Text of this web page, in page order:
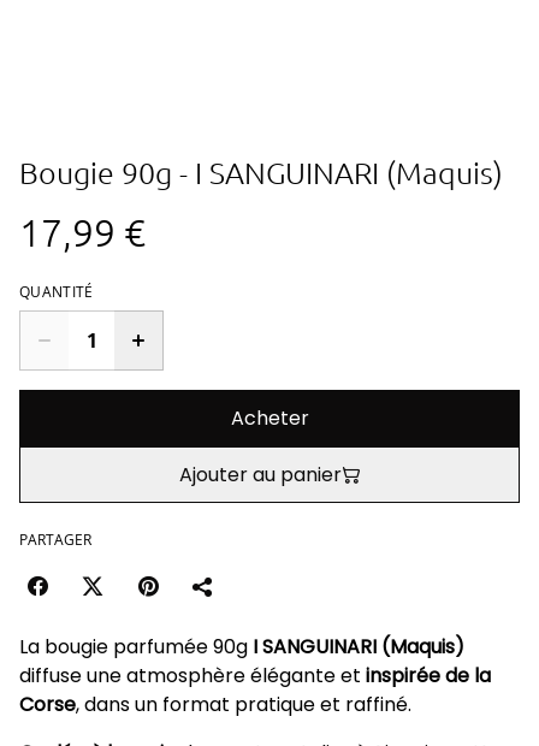
Bougie 90g - I SANGUINARI (Maquis)
17,99 €
QUANTITÉ
Acheter
Ajouter au panier
PARTAGER
La bougie parfumée 90g I SANGUINARI (Maquis)
diffuse une atmosphère élégante et inspirée de la
Corse, dans un format pratique et raffiné.